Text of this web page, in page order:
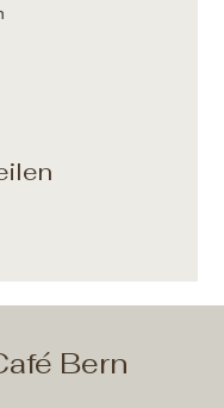
Bern